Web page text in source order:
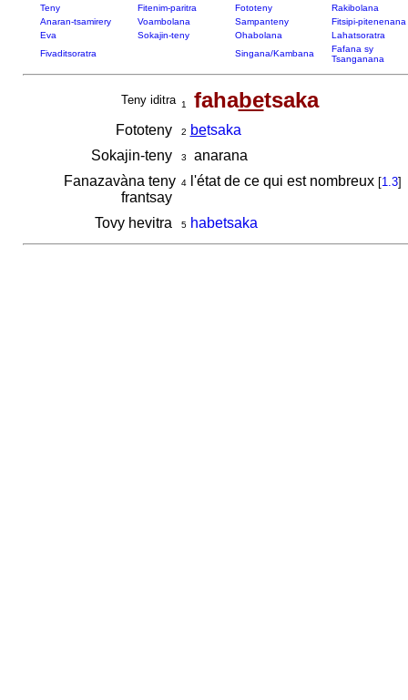
Teny Fitenim-paritra Fototeny
Rakibolana
Anaran-tsamirery
Voambolana Sampanteny
Fitsipi-pitenenana
Eva
Sokajin-teny Ohabolana
Lahatsoratra
Fivaditsoratra
Singana/Kambana
Fafana sy
Tsanganana
Teny iditra 1 fahabetsaka
Fototeny 2 betsaka
Sokajin-teny
3
anarana
Fanazavàna teny
frantsay
4l'état de ce qui est nombreux [1.3]
Tovy hevitra 5 habetsaka